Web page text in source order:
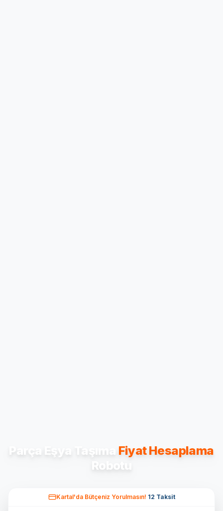
Parça Eşya Taşıma Fiyat Hesaplama
Robotu
Kartal'daBütçeniz Yorulmasın! 12 Taksit